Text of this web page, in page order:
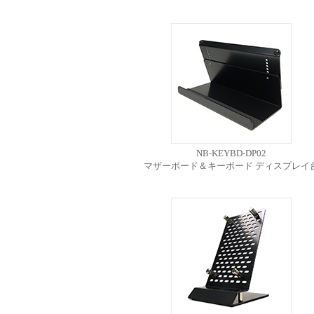
NB-KEYBD-DP02
マザーボード＆キーボード ディスプレイ